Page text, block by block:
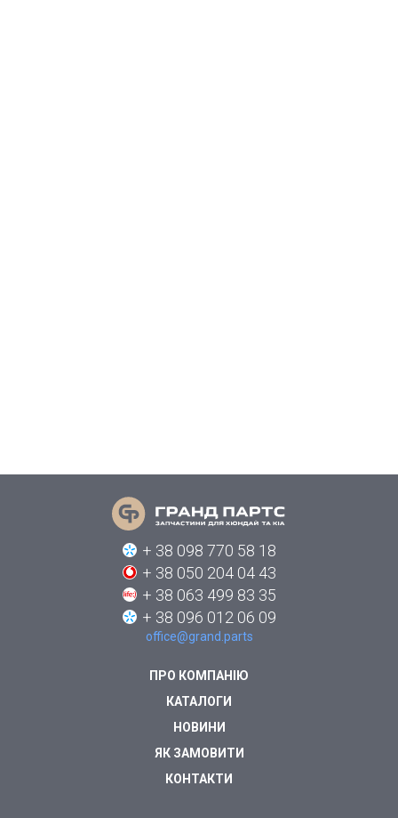
ПРО КОМПАНІЮ
КАТАЛОГИ
НОВИНИ
ЯК ЗАМОВИТИ
КОНТАКТИ
+ 38 098 770 58 18
+ 38 050 204 04 43
+ 38 063 499 83 35
+ 38 096 012 06 09
office@grand.parts